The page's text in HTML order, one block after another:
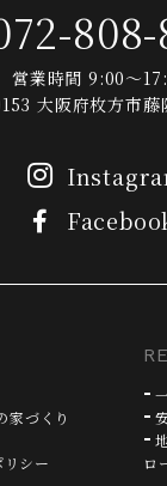
営業時間 9:00～
大阪府枚方市藤
づくり
シー
ロ